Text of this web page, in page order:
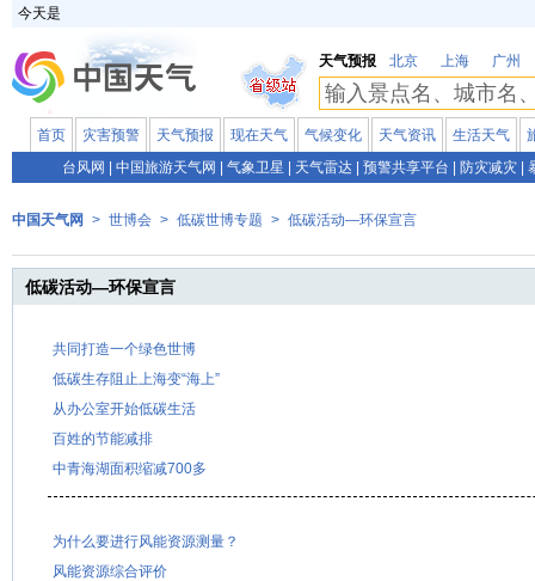
今天是
天气预报 北京 上海 广州
首页 灾害预警 天气预报 现在天气 气候变化 天气资讯 生活天气
台风网
中国旅游天气网 气象卫星 天气雷达 预警共享平台 防灾减灾
中国天气网 > 世博会 > 低碳世博专题 > 低碳活动—环保宣言
低碳活动—环保宣言
共同打造一个绿色世博
低碳生存阻止上海变“海上”
从办公室开始低碳生活
百姓的节能减排
中青海湖面积缩减700多
为什么要进行风能资源测量？
风能资源综合评价